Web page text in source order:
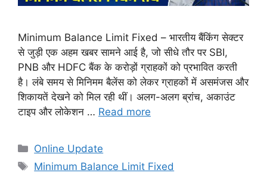
Minimum Balance Limit Fixed – भारतीय बैंकिंग सेक्टर
से जुड़ी एक अहम खबर सामने आई है, जो सीधे तौर पर SBI,
PNB और HDFC बैंक के करोड़ों ग्राहकों को प्रभावित करती
है। लंबे समय से मिनिमम बैलेंस को लेकर ग्राहकों में असमंजस और
शिकायतें देखने को मिल रही थीं। अलग-अलग ब्रांच, अकाउंट
टाइप और लोकेशन … Read more
Categories
Online Update
Tags
Minimum Balance Limit Fixed